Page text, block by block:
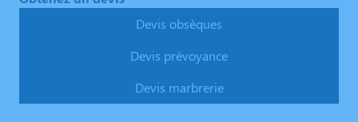
Devis obsèques
Devis prévoyance
Devis marbrerie